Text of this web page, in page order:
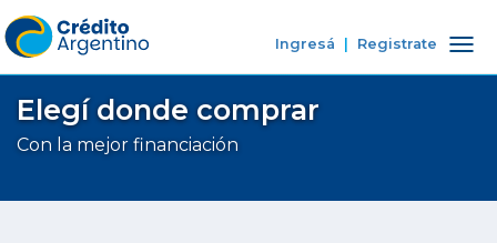
Ingresá Registrate
Elegí donde comprar
Con la mejor financiación